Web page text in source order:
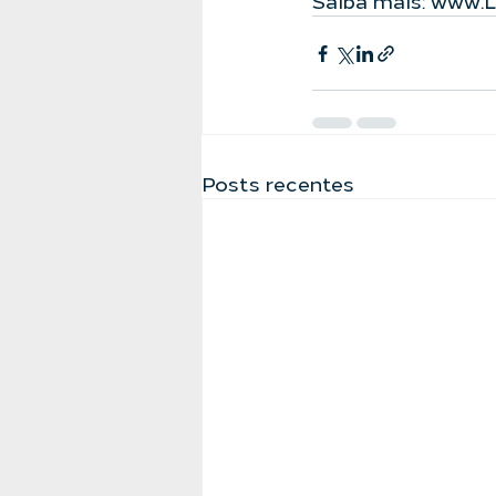
Posts recentes